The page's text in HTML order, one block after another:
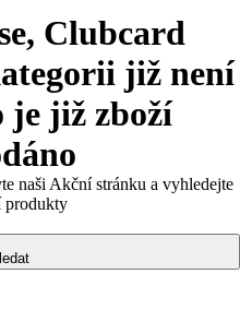
Clubcard
již není
je již zboží
naši Akční stránku a vyhledejte
produkty